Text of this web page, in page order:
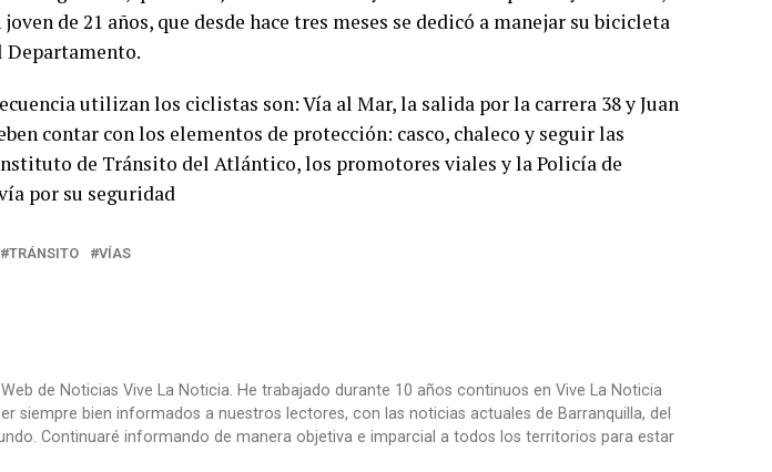
de 21 años, que desde hace tres meses se dedicó a manejar su bicicleta
Departamento.
utilizan los ciclistas son: Vía al Mar, la salida por la carrera 38 y Juan
contar con los elementos de protección: casco, chaleco y seguir las
de Tránsito del Atlántico, los promotores viales y la Policía de
por su seguridad
TRÁNSITO VÍAS
de Noticias Vive La Noticia. He trabajado durante 10 años continuos en Vive La Noticia
siempre bien informados a nuestros lectores, con las noticias actuales de Barranquilla, del
Continuaré informando de manera objetiva e imparcial a todos los territorios para estar